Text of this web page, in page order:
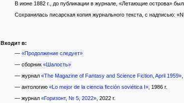
В июне 1882 г., до публикации в журнале, «Летающие острова»
Сохранилась писарская копия журнального текста, с надписью:
Входит в:
— «Продолжение следует»
— сборник «Шалость»
— журнал «The Magazine of Fantasy and Science Fiction, April 1959»,
— антологию «Lo mejor de la ciencia ficción soviética I», 1986 г.
— журнал «Горизонт, № 5, 2022», 2022 г.